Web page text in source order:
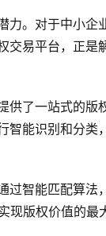
力。对于中小企
交易平台，正是
供了一站式的版
智能识别和分类
过智能匹配算法
现版权价值的最